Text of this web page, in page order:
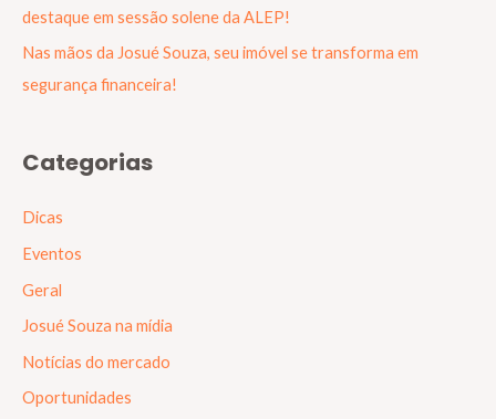
destaque em sessão solene da ALEP!
Nas mãos da Josué Souza, seu imóvel se transforma em
segurança financeira!
Categorias
Dicas
Eventos
Geral
Josué Souza na mídia
Notícias do mercado
Oportunidades